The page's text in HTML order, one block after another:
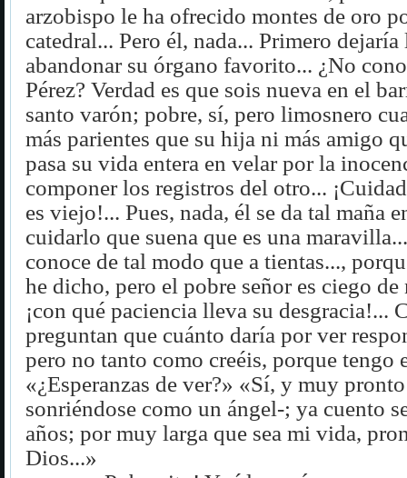
arzobispo le ha ofrecido montes de oro
catedral... Pero él, nada... Primero
abandonar su órgano favorito... ¿No
Pérez? Verdad es que sois nueva en el
santo varón; pobre, sí, pero limosnero
más parientes que su hija ni más amigo
pasa su vida entera en velar por la
componer los registros del otro...
es viejo!... Pues, nada, él se da tal maña
cuidarlo que suena que es una
conoce de tal modo que a tientas...,
he dicho, pero el pobre señor es ciego
¡con qué paciencia lleva su desgracia!...
preguntan que cuánto daría por ver
pero no tanto como creéis, porque tengo
«¿Esperanzas de ver?» «Sí, y muy
sonriéndose como un ángel-; ya cuento
años; por muy larga que sea mi vida,
Dios...»